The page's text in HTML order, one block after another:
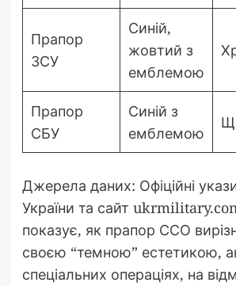
Прапор
ЗСУ
Синій,
жовтий з
емблемою
Прапор
СБУ
Синій з
емблемою
Джерела даних: Офіційні
України та сайт
показує, як прапор ССО
своєю “темною” естетикою,
спеціальних операціях, на